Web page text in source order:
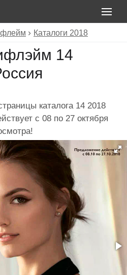
Каталоги 2018
14
каталога 14 2018
с 08 по 27 октября